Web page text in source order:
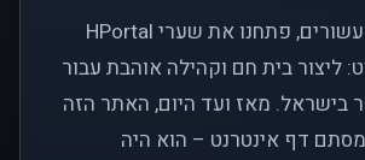
לפני כמעט שני עשורים, פתחנו את שערי HPortal
ליצור בית חם וקהילה אוהבת עבור
בישראל. מאז ועד היום, האתר הזה
דף אינטרנט – הוא היה